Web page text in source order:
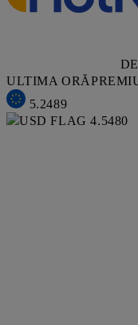
ULTIMA ORĂ
5.2489
4.5480